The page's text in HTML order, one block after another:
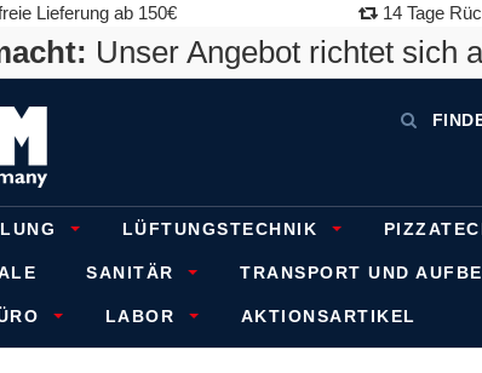
Lieferung ab 150€ 14 Tage
Unser Angebot richtet sich
LÜFTUNGSTECHNIK
SANITÄR TRANSPORT UND
LABOR AKTIONSARTIKEL